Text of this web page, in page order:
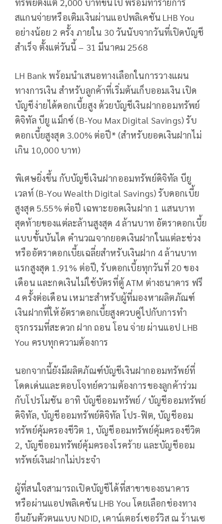
สแกนจ่ายหรือเติมเงินผ่านแอปพลิเคชัน LHB You
อย่างน้อย 2 ครั้ง ภายใน 30 วันนับจากวันที่เปิดบัญชี
สำเร็จ ตั้งแต่วันนี้ – 31 มีนาคม 2568
LH Bank พร้อมนำเสนอทางเลือกในการวางแผน
ทางการเงิน สำหรับลูกค้าที่เริ่มต้นเก็บออมเงิน เปิด
บัญชีง่ายได้ดอกเบี้ยสูง ด้วยบัญชีเงินฝากออมทรัพย์
ดิจิทัล บียู แม็กซ์ (B-You Max Digital Savings) รับ
ดอกเบี้ยสูงสุด 3.00% ต่อปี* (สำหรับยอดเงินฝากไม่
เกิน 10,000 บาท)
พิเศษยิ่งขึ้น กับบัญชีเงินฝากออมทรัพย์ดิจิทัล บียู
เวลท์ (B-You Wealth Digital Savings) รับดอกเบี้ย
สูงสุด 5.55% ต่อปี เฉพาะยอดเงินฝาก 1 แสนบาท
สุดท้ายของแต่ละล้านสูงสุด 4 ล้านบาท อัตราดอกเบี้ย
แบบขั้นบันได คำนวณจากยอดเงินฝากในแต่ละช่วง
หรืออัตราดอกเบี้ยเฉลี่ยสำหรับเงินฝาก 4 ล้านบาท
แรกสูงสุด 1.91% ต่อปี, รับดอกเบี้ยทุกวันที่ 20 ของ
เดือน และกดเงินไม่ใช้บัตรที่ตู้ ATM ต่างธนาคาร ฟรี
4 ครั้งต่อเดือน เหมาะสำหรับผู้ที่มองหาผลิตภัณฑ์
เงินฝากที่ให้อัตราดอกเบี้ยสูงควบคู่ไปกับการทำ
ธุรกรรมที่สะดวก ฝาก ถอน โอน จ่าย ผ่านแอป LHB
You ครบทุกความต้องการ
นอกจากนี้ยังมีผลิตภัณฑ์บัญชีเงินฝากออมทรัพย์ที่
โดดเด่นและตอบโจทย์ความต้องการของลูกค้าร่วม
กับโปรโมชัน อาทิ บัญชีออมทรัพย์ / บัญชีออมทรัพย์
ดิจิทัล, บัญชีออมทรัพย์ดิจิทัล โปร-ฟิต, บัญชีออม
ทรัพย์คุ้มครองชีวิต 1, บัญชีออมทรัพย์คุ้มครองชีวิต
2, บัญชีออมทรัพย์คุ้มครองโรคร้าย และบัญชีออม
ทรัพย์เงินฝากไม่ประจำ
ผู้ที่สนใจสามารถเปิดบัญชีได้ที่สาขาของธนาคาร
หรือผ่านแอปพลิเคชัน LHB You โดยเลือกช่องทาง
ยืนยันตัวตนแบบ NDID, เคาน์เตอร์เซอร์วิส ณ ร้านเซ